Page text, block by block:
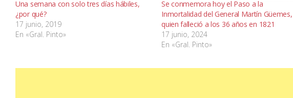
Una semana con solo tres días hábiles,
¿por qué?
17 junio, 2019
En «Gral. Pinto»
Se conmemora hoy el Paso a la
Inmortalidad del General Martín Güemes,
quien falleció a los 36 años en 1821
17 junio, 2024
En «Gral. Pinto»